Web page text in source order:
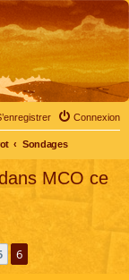
Connexion
Sondages
MCO ce
6